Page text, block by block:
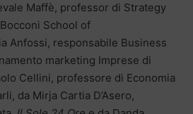
Maffè, professor di Strategy
School of
Anfossi, responsabile Business
marketing Imprese di
Cellini, professore di Economia
da Mirja Cartia D’Asero,